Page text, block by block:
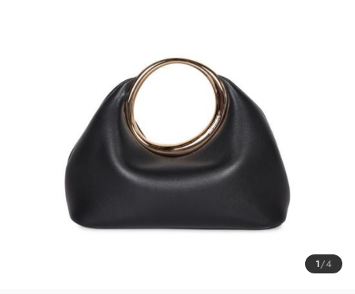
1/4